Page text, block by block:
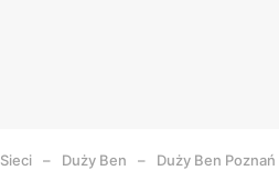
Sieci Duży Ben Duży Ben Poznań